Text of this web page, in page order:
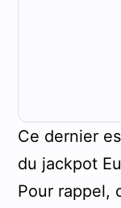
Ce dernier
du jackpot
Pour rappel,